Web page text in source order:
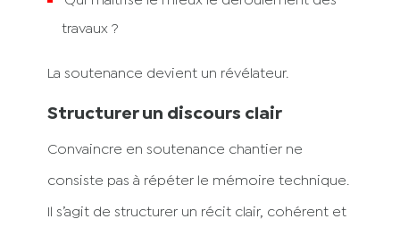
travaux ?
La soutenance devient un révélateur.
Structurer un discours clair
Convaincre en soutenance chantier ne
consiste pas à répéter le mémoire technique.
Il s’agit de structurer un récit clair, cohérent et